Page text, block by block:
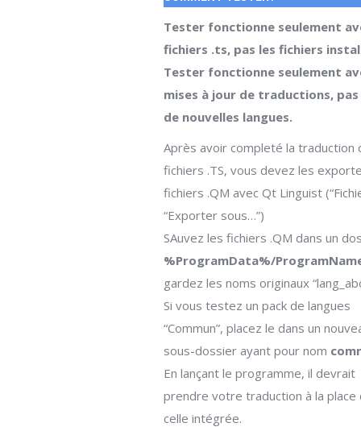
Tester fonctionne seulement
fichiers .ts, pas les fichiers
Tester fonctionne seulement
mises à jour de traductions,
de nouvelles langues.
Après avoir completé la traduction
fichiers .TS, vous devez les
fichiers .QM avec Qt Linguist
“Exporter sous…”)
SAuvez les fichiers .QM dans un
%ProgramData%/
gardez les noms originaux
Si vous testez un pack de langues
“Commun”, placez le dans un
sous-dossier ayant pour nom
En lançant le programme, il devrait
prendre votre traduction à la place
celle intégrée.